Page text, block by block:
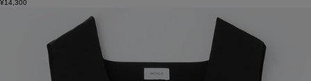
¥14,300